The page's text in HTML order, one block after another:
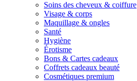
Soins des cheveux & coiffure
Visage & corps
Maquillage & ongles
Santé
Hygiène
Érotisme
Bons & Cartes cadeaux
Coffrets cadeaux beauté
Cosmétiques premium